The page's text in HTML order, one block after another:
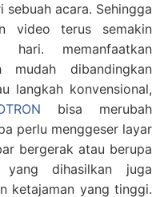
acara. Sehingga
video terus semakin
memanfaatkan
mudah dibandingkan
langkah konvensional,
bisa merubah
perlu menggeser layar
bergerak atau berupa
dihasilkan juga
ketajaman yang tinggi.